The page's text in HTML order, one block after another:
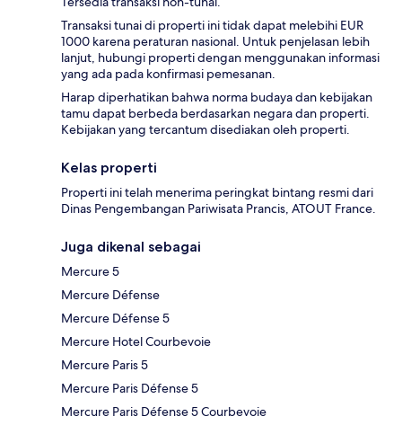
Transaksi tunai di properti ini tidak dapat melebihi EUR
1000 karena peraturan nasional. Untuk penjelasan lebih
lanjut, hubungi properti dengan menggunakan informasi
yang ada pada konfirmasi pemesanan.
Harap diperhatikan bahwa norma budaya dan kebijakan
tamu dapat berbeda berdasarkan negara dan properti.
Kebijakan yang tercantum disediakan oleh properti.
Kelas properti
Properti ini telah menerima peringkat bintang resmi dari
Dinas Pengembangan Pariwisata Prancis, ATOUT France.
Juga dikenal sebagai
Mercure 5
Mercure Défense
Mercure Défense 5
Mercure Hotel Courbevoie
Mercure Paris 5
Mercure Paris Défense 5
Mercure Paris Défense 5 Courbevoie